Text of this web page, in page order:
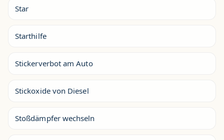
Star
Starthilfe
Stickerverbot am Auto
Stickoxide von Diesel
Stoßdämpfer wechseln